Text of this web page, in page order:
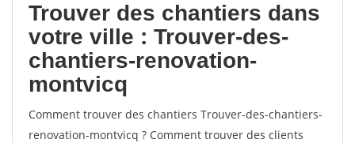
Trouver des chantiers dans
votre ville : Trouver-des-
chantiers-renovation-
montvicq
Comment trouver des chantiers Trouver-des-chantiers-
renovation-montvicq ? Comment trouver des clients